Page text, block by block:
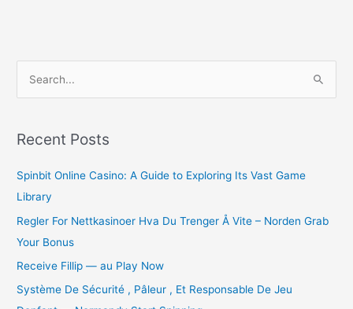
r
h
f
o
r
:
Recent Posts
Spinbit Online Casino: A Guide to Exploring Its Vast Game
Library
Regler For Nettkasinoer Hva Du Trenger Å Vite – Norden Grab
Your Bonus
Receive Fillip — au Play Now
Système De Sécurité , Pâleur , Et Responsable De Jeu